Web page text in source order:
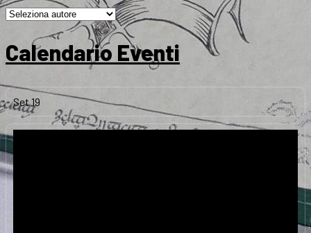
Calendario Eventi
Set19